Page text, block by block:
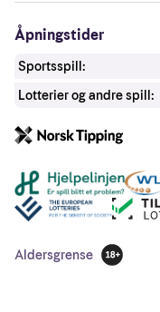
Åpningstider
Sportsspill:
Lotterier og andre spill:
Andre lenker
Aldersgrense
18 år